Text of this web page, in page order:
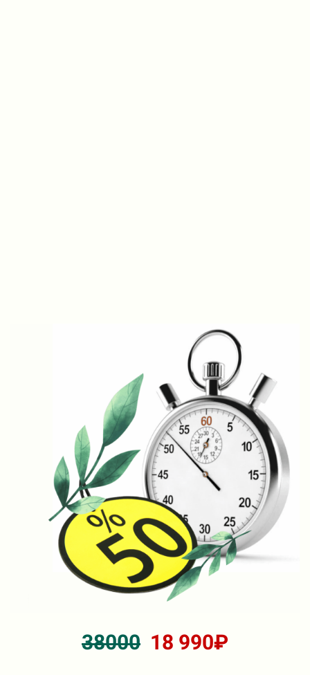
38000 18 990₽